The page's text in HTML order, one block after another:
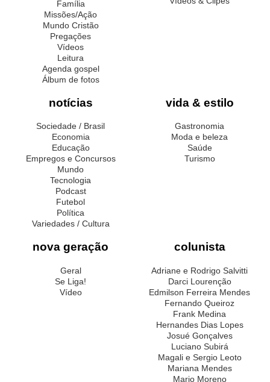
Família
Missões/Ação
Mundo Cristão
Pregações
Vídeos
Leitura
Agenda gospel
Álbum de fotos
notícias
Sociedade / Brasil
Economia
Educação
Empregos e Concursos
Mundo
Tecnologia
Podcast
Futebol
Política
Variedades / Cultura
vida & estilo
Gastronomia
Moda e beleza
Saúde
Turismo
nova geração
Geral
Se Liga!
Vídeo
colunista
Adriane e Rodrigo Salvitti
Darci Lourenção
Edmilson Ferreira Mendes
Fernando Queiroz
Frank Medina
Hernandes Dias Lopes
Josué Gonçalves
Luciano Subirá
Magali e Sergio Leoto
Mariana Mendes
Mario Moreno